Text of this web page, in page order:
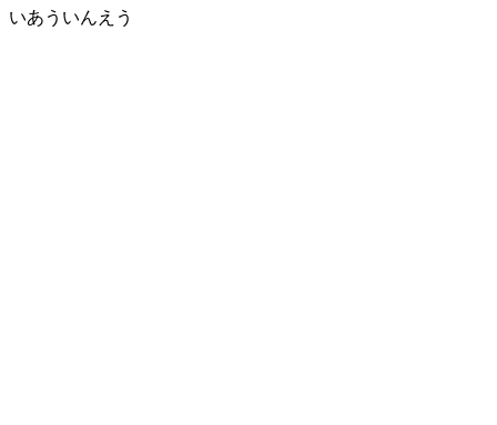
いあういんえう